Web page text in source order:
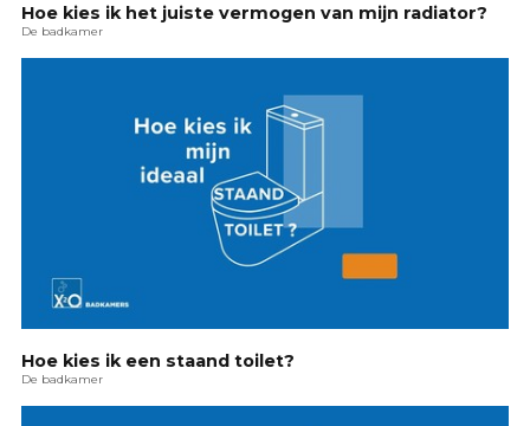
Hoe kies ik het juiste vermogen van mijn radiator?
De badkamer
Hoe kies ik een staand toilet?
De badkamer